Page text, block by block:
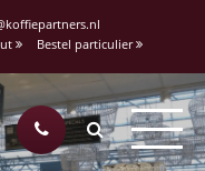
Bestel particulier